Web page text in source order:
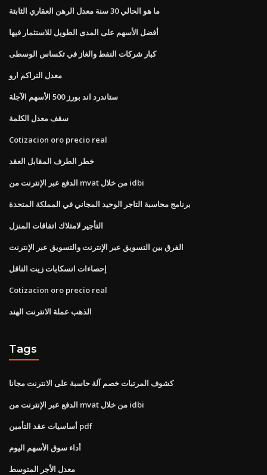
ما هو الحالي 30 سنة معدل الرهن العقاري الثابتة
أفضل الأسهم على المدى الطويل للاستثمار فيها
كبار شركات النفط والغاز في تكساس الوسطى
معدل التراكم ارو
ستاندرد اند بورز 500 الأسهم الآجلة
سقف معدل الكلمة
Cotizacion oro precio real
خطر الطرف المقابل العقد
الدفع عبر الإنترنت من mvat من خلال idbi
برنامج محاسبة التاجر الوحيد المجاني في المملكة المتحدة
التأجير لامتلاك اتفاقات المنزل
الفرق بين التسويق عبر الإنترنت والتسويق عبر الإنترنت
إحصاءات انسكابات زيت الناقل
Cotizacion oro precio real
الذهب عملة الانترنت الهند
Tags
كشوف المرتبات خصم آلة حاسبة على الانترنت مجانا
الدفع عبر الإنترنت من mvat من خلال idbi
أساسيات عقد التأمين pdf
أداء سوق الأسهم اليوم
معدل الأجر المتوسط